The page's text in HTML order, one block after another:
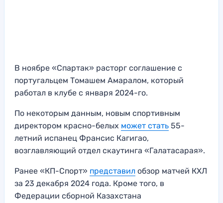
В ноябре «Спартак» расторг соглашение с
португальцем Томашем Амаралом, который
работал в клубе с января 2024-го.
По некоторым данным, новым спортивным
директором красно-белых может стать 55-
летний испанец Франсис Кагигао,
возглавляющий отдел скаутинга «Галатасарая».
Ранее «КП-Спорт» представил обзор матчей КХЛ
за 23 декабря 2024 года. Кроме того, в
Федерации сборной Казахстана